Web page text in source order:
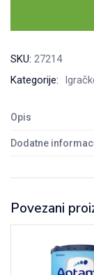
Hobotnica,
SKU: 27214
Kategorije:
Opis
Dodatne
Povezani